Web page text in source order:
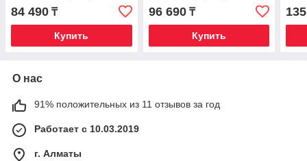
84 490 ₸
Купить
96 690₸
Купить
О нас
91% положительных из 11 отзывов за год
Работает с 10.03.2019
г. Алматы